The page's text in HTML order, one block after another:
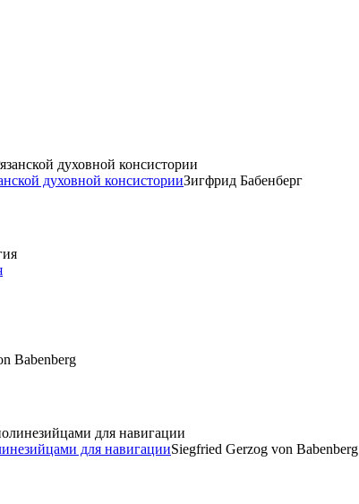
духовной консисторииЗигфрид Бабенберг
Babenberg
для навигацииSiegfried Gerzog von Babenberg